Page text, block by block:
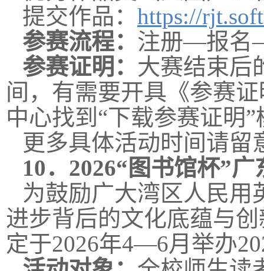
提交作品： https://
参赛流程： 注册—报名
参赛证明： 大赛结束后
间，有需要开具《参赛
中心找到“下载参赛证明
更多具体活动时间请留
10． 2026“图书馆杯”
为鼓励广大湾区人民用
进步背后的文化底蕴与
定于2026年4—6月举办